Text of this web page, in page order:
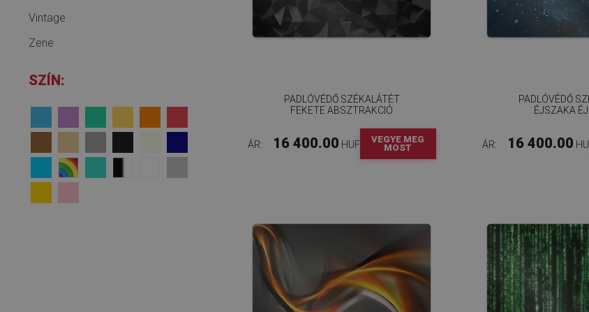
Vintage
Zene
SZÍN:
PADLÓVÉDŐ SZÉKALÁTÉT
FEKETE ABSZTRAKCIÓ
ÁR: 16 400.00 HUF
VEGYE MEG
MOST
PADLÓVÉDŐ
ÉJSZAKA
ÁR: 16 400.00